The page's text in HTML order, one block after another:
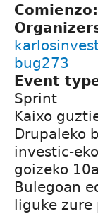
Comienzo:
bug273
Event
Sprint
Kaixo
Drupaleko
investic-
goizeko
Bulegoan
liguke zure